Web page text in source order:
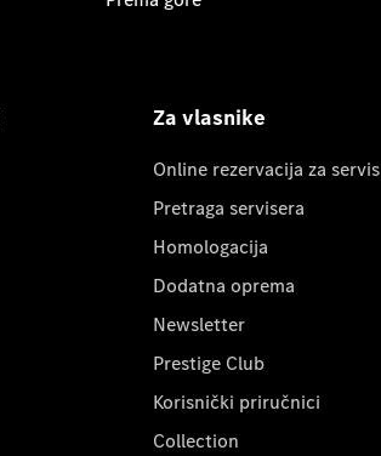
Za vlasnike
Online rezervacija za servis
Pretraga servisera
Homologacija
Dodatna oprema
Newsletter
Prestige Club
Korisnički priručnici
Collection